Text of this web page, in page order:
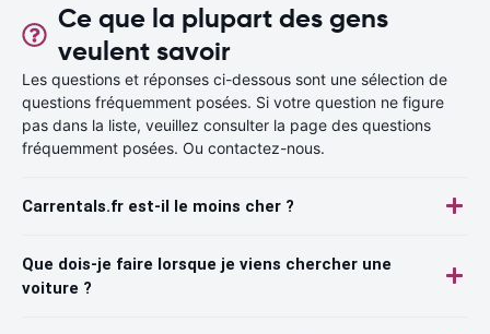
Ce que la plupart des gens
veulent savoir
Les questions et réponses ci-dessous sont une sélection de
questions fréquemment posées. Si votre question ne figure
pas dans la liste, veuillez consulter la page des questions
fréquemment posées. Ou contactez-nous.
Carrentals.fr est-il le moins cher ?
Que dois-je faire lorsque je viens chercher une
voiture ?